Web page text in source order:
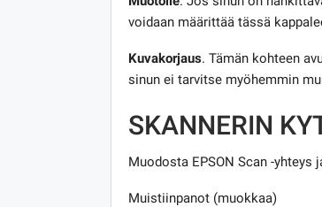
voidaan määrittää tässä
Kuvakorjaus. Tämän kohteen
sinun ei tarvitse myöhemmin
SKANNERIN
Muodosta EPSON Scan -
Muistiinpanot (muokkaa)